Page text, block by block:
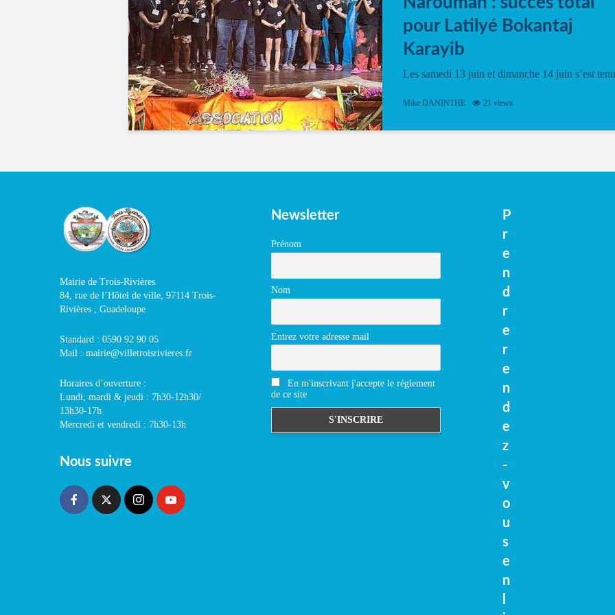
pour Latilyé Bokantaj
Karayib
Les samedi 13 juin et dimanche 14 juin s’est tenu
vibrant à Pierrot Narouman, organisé par
spectacle de fin d’année, présenté à la salle...
Mike DANINTHE 21 views
Mairie de Trois-Rivières
84, rue de l’Hôtel de ville, 97114 Trois-
Rivières , Guadeloupe
Standard : 0590 92 90 05
Mail : mairie@villetroisrivieres.fr
Horaires d’ouverture :
Lundi, mardi & jeudi : 7h30-12h30/
13h30-17h
Mercredi et vendredi : 7h30-13h
Nous suivre
Newsletter
Prénom
Nom
Entrez votre adresse mail
En m'inscrivant j'accepte le réglement
de ce site
P
r
e
n
d
r
e
r
e
n
d
e
z
-
v
o
u
s
e
n